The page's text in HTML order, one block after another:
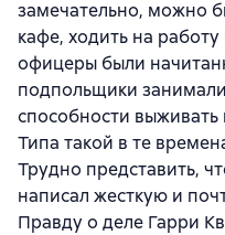
замечательно, можно
кафе, ходить на
офицеры были
подпольщики
способности выживать
Типа такой в те
Трудно представить,
написал жесткую и
Правду о деле Гарри